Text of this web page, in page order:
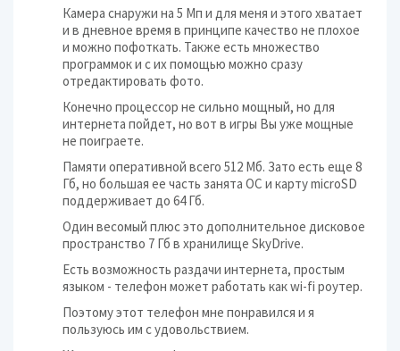
Камера снаружи на 5 Мп и для меня и этого хватает
и в дневное время в принципе качество не плохое
и можно пофоткать. Также есть множество
программок и с их помощью можно сразу
отредактировать фото.
Конечно процессор не сильно мощный, но для
интернета пойдет, но вот в игры Вы уже мощные
не поиграете.
Памяти оперативной всего 512 Мб. Зато есть еще 8
Гб, но большая ее часть занята ОС и карту microSD
поддерживает до 64 Гб.
Один весомый плюс это дополнительное дисковое
пространство 7 Гб в хранилище SkyDrive.
Есть возможность раздачи интернета, простым
языком - телефон может работать как wi-fi роутер.
Поэтому этот телефон мне понравился и я
пользуюсь им с удовольствием.